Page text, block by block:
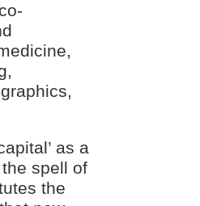
as a
spell of
the